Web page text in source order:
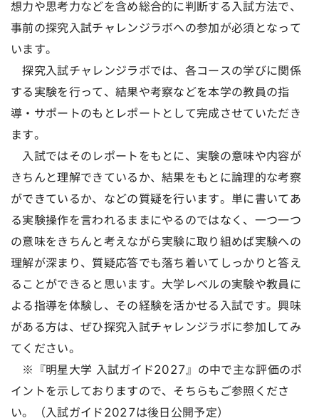
想力や思考力などを含め総合的に判断する入試方法で、
事前の探究入試チャレンジラボへの参加が必須となって
います。
探究入試チャレンジラボでは、各コースの学びに関係
する実験を行って、結果や考察などを本学の教員の指
導・サポートのもとレポートとして完成させていただき
ます。
入試ではそのレポートをもとに、実験の意味や内容が
きちんと理解できているか、結果をもとに論理的な考察
ができているか、などの質疑を行います。単に書いてあ
る実験操作を言われるままにやるのではなく、一つ一つ
の意味をきちんと考えながら実験に取り組めば実験への
理解が深まり、質疑応答でも落ち着いてしっかりと答え
ることができると思います。大学レベルの実験や教員に
よる指導を体験し、その経験を活かせる入試です。興味
がある方は、ぜひ探究入試チャレンジラボに参加してみ
てください。
※『明星大学 入試ガイド2027』の中で主な評価のポ
イントを示しておりますので、そちらもご参照くださ
い。（入試ガイド2027は後日公開予定）